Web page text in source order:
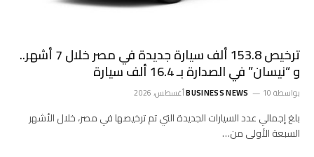
ترخيص 153.8 ألف سيارة جديدة في مصر خلال 7 أشهر..
و “نيسان” في الصدارة بـ 16.4 ألف سيارة
بواسطة BUSINESS NEWS 10 أغسطس، 2026
بلغ إجمالي عدد السيارات الجديدة التي تم ترخيصها في مصر، خلال الأشهر
السبعة الأولى من…